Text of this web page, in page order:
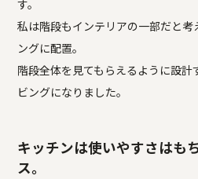
す。
私は階段もインテリアの一部だと
ングに配置。
階段全体を見てもらえるように設計
ビングになりました。
キッチンは使いやすさはも
ス。